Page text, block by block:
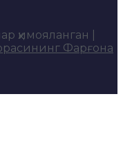
ҳимояланган |
Фарғона